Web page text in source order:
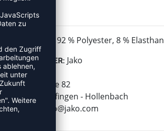
92 % Polyester, 8 % Elasthan
HERSTELLER: Jako
Jako AG
Amtstrasse 82
74673 Mulfingen - Hollenbach
E-Mail:
info@jako.com